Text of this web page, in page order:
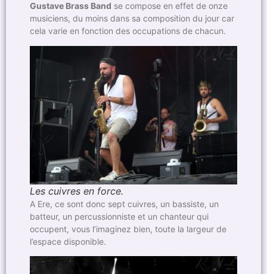
Gustave Brass Band se compose en effet de onze
musiciens, du moins dans sa composition du jour car
cela varie en fonction des occupations de chacun.
Les cuivres en force.
A Ere, ce sont donc sept cuivres, un bassiste, un
batteur, un percussionniste et un chanteur qui
occupent, vous l’imaginez bien, toute la largeur de
l’espace disponible.